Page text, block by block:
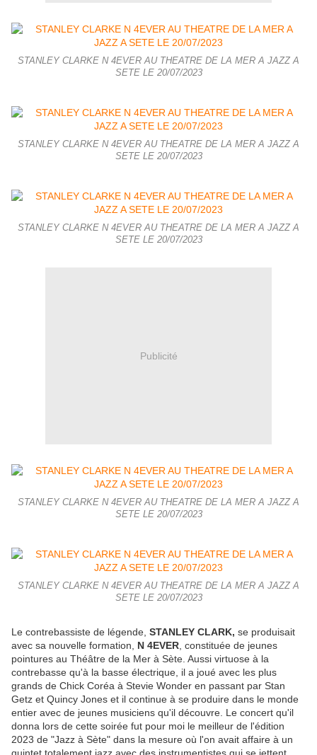
STANLEY CLARKE N 4EVER AU THEATRE DE LA MER A JAZZ A
SETE LE 20/07/2023
STANLEY CLARKE N 4EVER AU THEATRE DE LA MER A JAZZ A
SETE LE 20/07/2023
STANLEY CLARKE N 4EVER AU THEATRE DE LA MER A JAZZ A
SETE LE 20/07/2023
Publicité
STANLEY CLARKE N 4EVER AU THEATRE DE LA MER A JAZZ A
SETE LE 20/07/2023
STANLEY CLARKE N 4EVER AU THEATRE DE LA MER A JAZZ A
SETE LE 20/07/2023
Le contrebassiste de légende, STANLEY CLARK, se produisait
avec sa nouvelle formation, N 4EVER , constituée de jeunes
pointures au Théâtre de la Mer à Sète. Aussi virtuose à la
contrebasse qu'à la basse électrique, il a joué avec les plus
grands de Chick Coréa à Stevie Wonder en passant par Stan
Getz et Quincy Jones et il continue à se produire dans le monde
entier avec de jeunes musiciens qu'il découvre. Le concert qu'il
donna lors de cette soirée fut pour moi le meilleur de l'édition
2023 de "Jazz à Sète" dans la mesure où l'on avait affaire à un